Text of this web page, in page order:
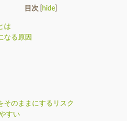
目次 hide
は
なる原因
のままにするリスク
すい